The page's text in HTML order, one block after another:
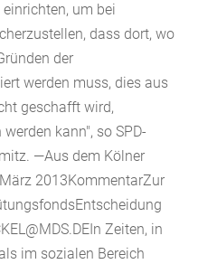
um bei
dass dort, wo
der
werden muss, dies aus
geschafft wird,
kann", so SPD-
—Aus dem Kölner
2013KommentarZur
Zeiten, in
im sozialen Bereich